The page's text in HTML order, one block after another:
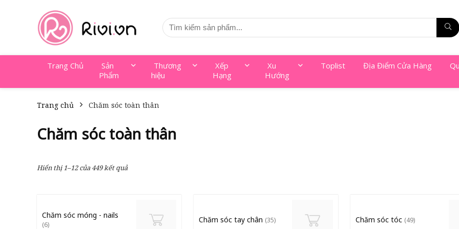
Trang Chủ
Sản
Phẩm
Thương
hiệu
Xếp
Hạng
Xu
Hướng
Toplist Địa Điểm Cửa Hàng
Trang chủ Chăm sóc toàn thân
Chăm sóc toàn thân
Hiển thị 1–12 của 449 kết quả
Chăm sóc móng - nails
(6)
Chăm sóc tay chân (35) Chăm sóc tóc (49)